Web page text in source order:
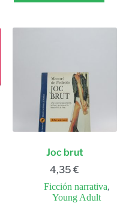
Joc brut
4,35€
Ficción narrativa,
Young Adult